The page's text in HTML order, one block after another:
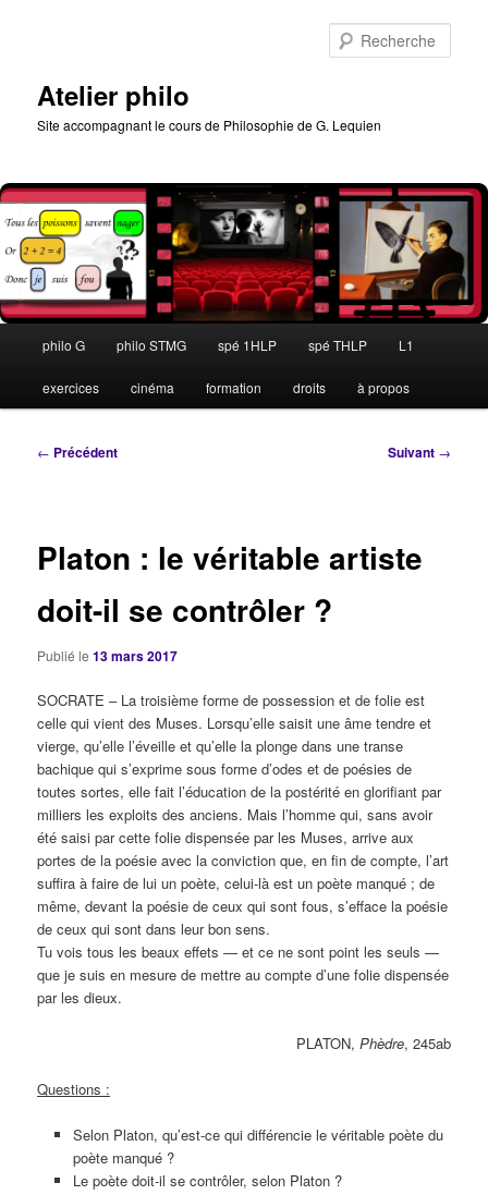
Atelier philo
Site accompagnant le cours de Philosophie de G. Lequien
principal
philo G philo STMG spé 1HLP spé THLP L1
exercices cinéma formation droits à propos
Navigation
← Précédent Suivant →
Platon : le véritable artiste
doit-il se contrôler ?
Publié le13 mars 2017
SOCRATE – La troisième forme de possession et de folie est
celle qui vient des Muses. Lorsqu’elle saisit une âme tendre et
vierge, qu’elle l’éveille et qu’elle la plonge dans une transe
bachique qui s’exprime sous forme d’odes et de poésies de
toutes sortes, elle fait l’éducation de la postérité en glorifiant par
milliers les exploits des anciens. Mais l’homme qui, sans avoir
été saisi par cette folie dispensée par les Muses, arrive aux
portes de la poésie avec la conviction que, en fin de compte, l’art
suffira à faire de lui un poète, celui-là est un poète manqué ; de
même, devant la poésie de ceux qui sont fous, s’efface la poésie
de ceux qui sont dans leur bon sens.
Tu vois tous les beaux effets — et ce ne sont point les seuls —
que je suis en mesure de mettre au compte d’une folie dispensée
par les dieux.
PLATON, Phèdre, 245ab
Questions :
Selon Platon, qu’est-ce qui différencie le véritable poète du
poète manqué ?
Le poète doit-il se contrôler, selon Platon ?